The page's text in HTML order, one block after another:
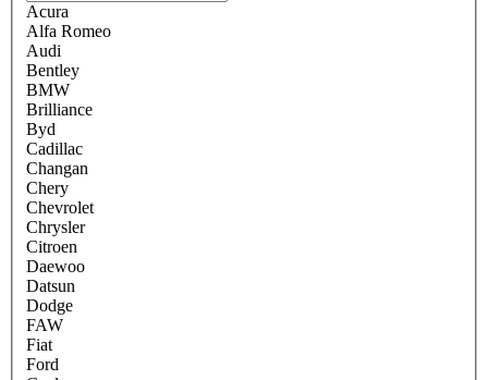
Acura
Alfa Romeo
Audi
Bentley
BMW
Brilliance
Byd
Cadillac
Changan
Chery
Chevrolet
Chrysler
Citroen
Daewoo
Datsun
Dodge
FAW
Fiat
Ford